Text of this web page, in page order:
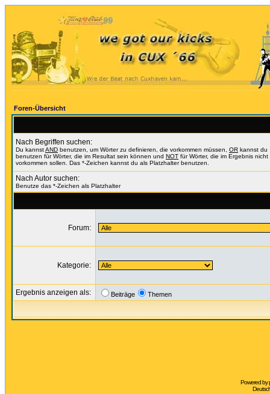
Foren-Übersicht
Nach Begriffen suchen:
Du kannstAND benutzen, um Wörter zu definieren, die vorkommen müssen, OR kannst du
benutzen für Wörter, die im Resultat sein können und NOT für Wörter, die im Ergebnis nicht
vorkommen sollen. Das *-Zeichen kannst du als Platzhalter benutzen.
Nach Autor suchen:
Benutze das *-Zeichen als Platzhalter
Forum:
Kategorie:
Ergebnis anzeigen als: Beiträge Themen
Powered by